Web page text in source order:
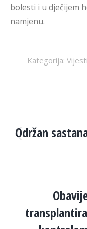
bolesti i u dječijem
namjenu.
Kategorija: Vijesti
Održan